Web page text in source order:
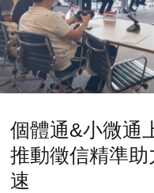
個體通&小微通
推動徵信精準
速